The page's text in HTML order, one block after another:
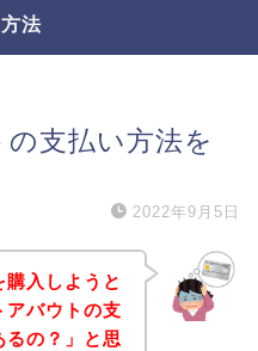
法
支払い方法を
2022年9月5日
入しようと
アバウトの支
るの？」と思